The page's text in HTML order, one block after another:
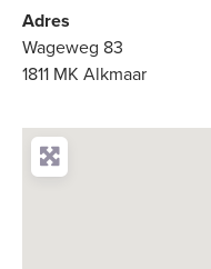
Adres
Wageweg 83
1811 MK Alkmaar